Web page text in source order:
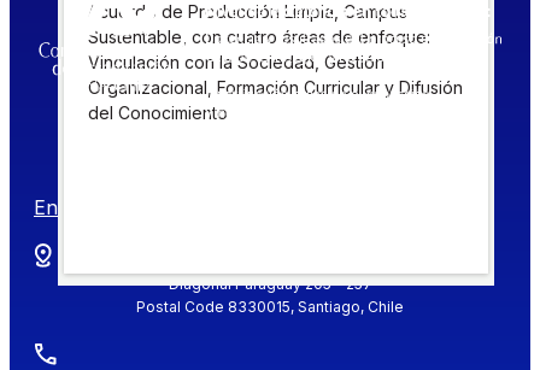
Acuerdo de Producción Limpia, Campus
Sustentable, con cuatro áreas de enfoque:
Vinculación con la Sociedad, Gestión
Organizacional, Formación Curricular y Difusión
del Conocimiento
Encuéntranos en
Diagonal Paraguay 205 - 257
Postal Code 8330015, Santiago, Chile